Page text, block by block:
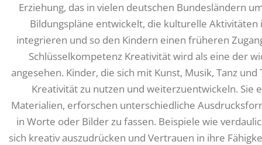
Erziehung, das in vielen deutschen Bundesländern
Bildungspläne entwickelt, die kulturelle
integrieren und so den Kindern einen früheren
Schlüsselkompetenz Kreativität wird als eine der
angesehen. Kinder, die sich mit Kunst, Musik, Tanz
Kreativität zu nutzen und weiterzuentwickeln.
Materialien, erforschen unterschiedliche
in Worte oder Bilder zu fassen. Beispiele wie
sich kreativ auszudrücken und Vertrauen in ihre